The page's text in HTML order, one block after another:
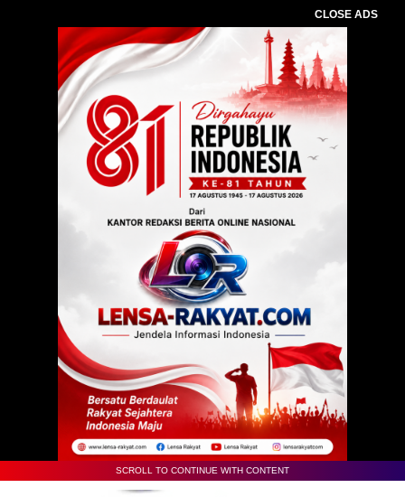
CLOSE ADS
SCROLL TO CONTINUE WITH CONTENT